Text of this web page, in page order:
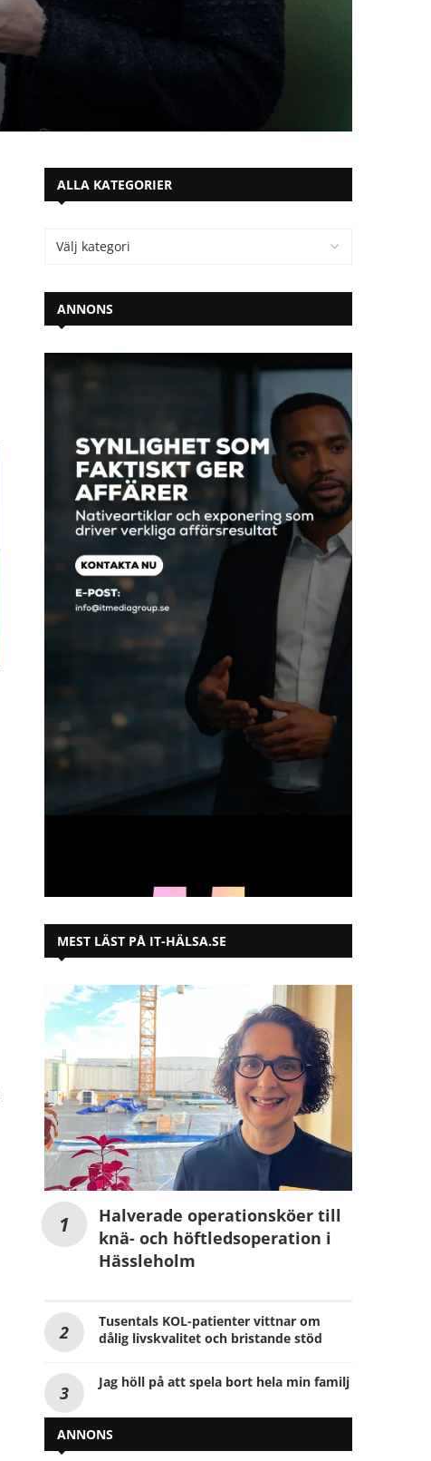
ALLA KATEGORIER
ANNONS
MEST LÄST PÅ IT-HÄLSA.SE
Halverade operationsköer till
knä- och höftledsoperation i
Hässleholm
Tusentals KOL-patienter vittnar om
dålig livskvalitet och bristande stöd
Jag höll på att spela bort hela min familj
ANNONS